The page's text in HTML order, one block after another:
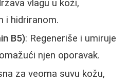
vlagu u koži,
i hidriranom.
B5): Regeneriše i umiruje
njen oporavak.
za veoma suvu kožu,